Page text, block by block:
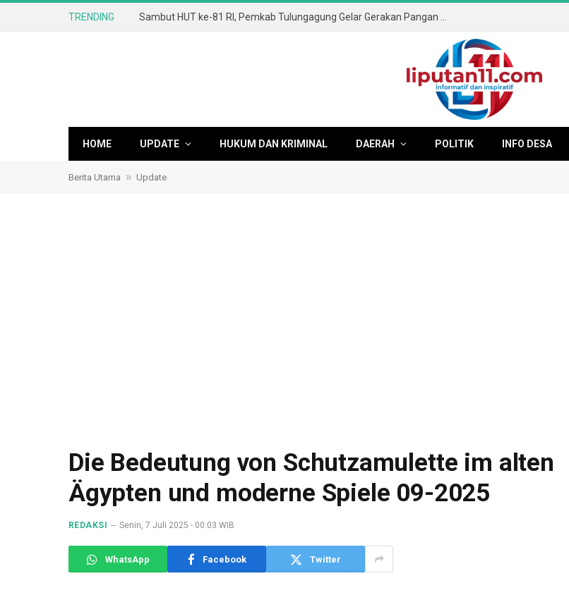
TRENDING
HOME UPDATE HUKUM DAN KRIMINAL DAERAH POLITIK INFO DESA
Berita Utama » Update
Die Bedeutung von Schutzamulette im alten
Ägypten und moderne Spiele 09-2025
REDAKSI Senin, 7 Juli 2025 - 00:03 WIB
WhatsApp Facebook Twitter